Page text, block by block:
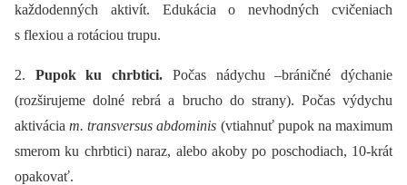
každodenných aktivít. Edukácia o nevhodných cvičeniach
s flexiou a rotáciou trupu.
2. Pupok ku chrbtici. Počas nádychu –bráničné dýchanie
(rozširujeme dolné rebrá a brucho do strany). Počas výdychu
aktiváciam. transversus abdominis (vtiahnuť pupok na maximum
smerom ku chrbtici) naraz, alebo akoby po poschodiach, 10-krát
opakovať.